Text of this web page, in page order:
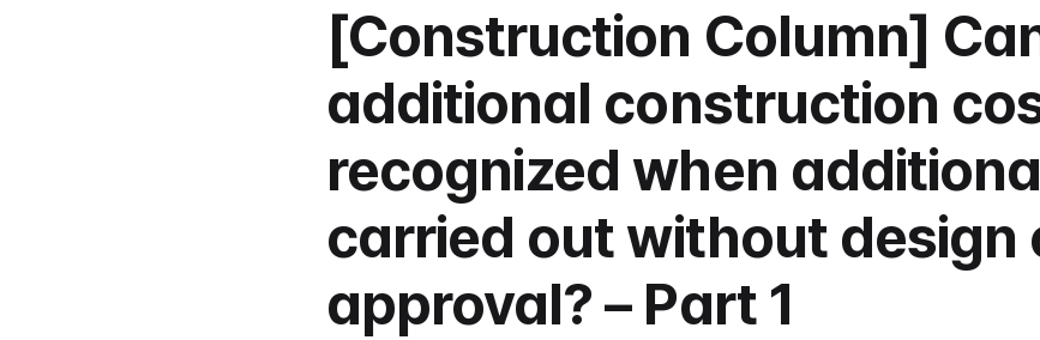
[Construction Column]
additional construction
recognized when
carried out without design
approval? – Part 1